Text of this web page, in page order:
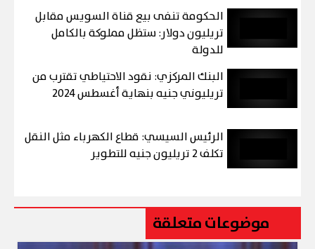
الحكومة تنفى بيع قناة السويس مقابل
تريليون دولار: ستظل مملوكة بالكامل
للدولة
البنك المركزي: نقود الاحتياطي تقترب من
تريليوني جنيه بنهاية أغسطس 2024
الرئيس السيسي: قطاع الكهرباء مثل النقل
تكلف 2 تريليون جنيه للتطوير
موضوعات متعلقة